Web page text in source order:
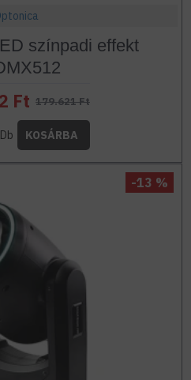
színpadi effekt
Ft 179.621 Ft
Db KOSÁRBA
-13 %